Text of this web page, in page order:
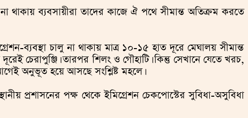
থাকায় ব্যবসায়ীরা তাদের কাজে ঐ পথে সীমান্ত অতিক্রম করতে
ব্যবস্থা চালু না থাকায় মাত্র ১০-১৫ হাত দূরে মেঘালয় সীমান্ত
চেরাপুঞ্জি। তারপর শিলং ও গৌহাটি। কিন্তু সেখানে যেতে খরচ,
অনুভূত হয়ে আসছে সংশ্লিষ্ট মহলে।
প্রশাসনের পক্ষ থেকে ইমিগ্রেশন চেকপোস্টের সুবিধা-অসুবিধা